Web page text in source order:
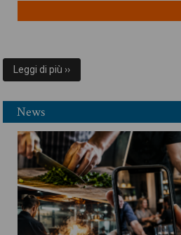
Leggi di più ››
News